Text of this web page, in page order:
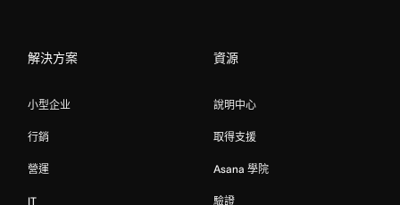
解決方案
小型企业
行銷
營運
IT
資源
說明中心
取得支援
Asana 學院
驗證